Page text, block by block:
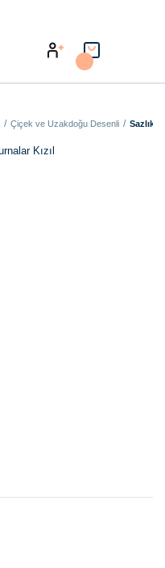
Çiçek ve Uzakdoğu Desenli Sazlık